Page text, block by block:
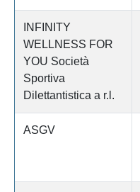
INFINITY
WELLNESS FOR
YOU Società
Sportiva
Dilettantistica a r.l.
ASGV